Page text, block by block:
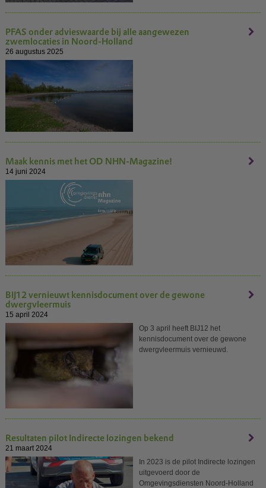
PFAS onder advieswaarde bij alle aangewezen
zwemlocaties in Noord-Holland
26 augustus 2025
Maak kennis met het OD NHN-Magazine!
14 juni 2024
BIJ12 vernieuwt kennisdocument over de gewone
dwergvleermuis
15 april 2024
Op 3 april heeft BIJ12 het
kennisdocument over de gewone
dwergvleermuis vernieuwd.
Resultaten pilot Indirecte lozingen bekend
21 maart 2024
In 2023 is de pilot Indirecte lozingen
uitgevoerd door de
Omgevingsdiensten Noord-Holland